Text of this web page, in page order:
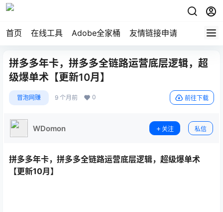
首页 在线工具 Adobe全家桶 友情链接申请
拼多多年卡，拼多多全链路运营底层逻辑，超
级爆单术【更新10月】
冒泡网赚 9 个月前 0 前往下载
WDomon 关注 私信
拼多多年卡，拼多多全链路运营底层逻辑，超级爆单术
【更新10月】